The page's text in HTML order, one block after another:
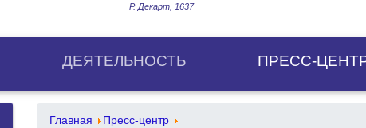
Р. Декарт, 1637
ДЕЯТЕЛЬНОСТЬ ПРЕСС-
Главная
Пресс-центр